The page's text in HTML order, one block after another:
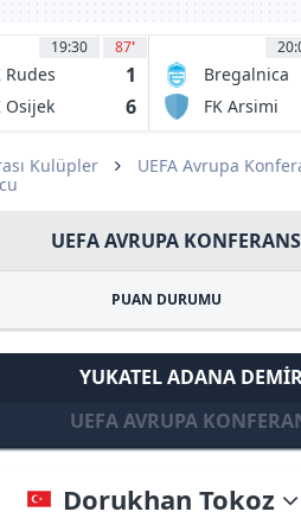
19:30 87'
Rudes 1
Osijek 6
Bregalnica
Stip
FK Arsimi
Kulüpler UEFA Avrupa
UEFA AVRUPA
PUAN DURUMU
YUKATEL ADANA
UEFA AVRUPA
Dorukhan Tokoz